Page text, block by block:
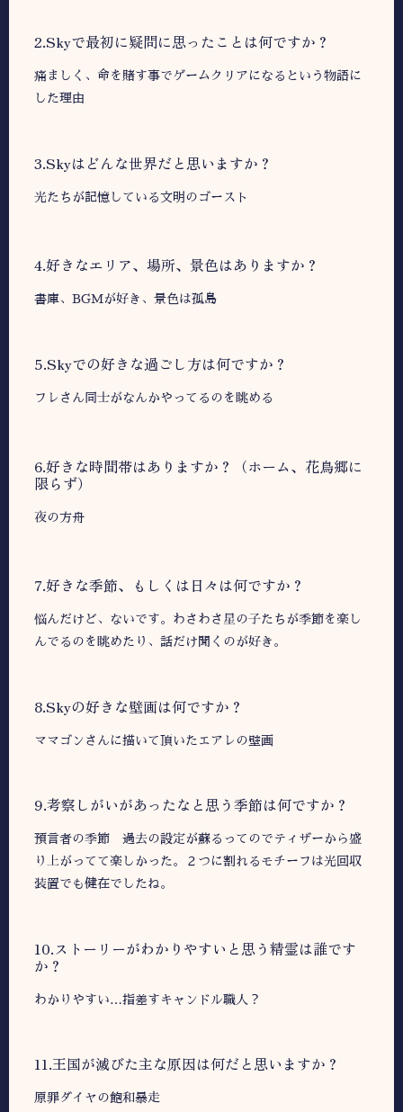
2.︎︎︎Skyで最初に疑問に思ったことは何ですか？
痛ましく、命を賭す事でゲームクリアになるという物語に
した理由
3.Skyはどんな世界だと思いますか？
光たちが記憶している文明のゴースト
4.好きなエリア、場所、景色はありますか？
書庫、BGMが好き、景色は孤島
5.Skyでの好きな過ごし方は何ですか？
フレさん同士がなんかやってるのを眺める
6.好きな時間帯はありますか？（ホーム、花鳥郷に
限らず）
夜の方舟
7.好きな季節、もしくは日々は何ですか？
悩んだけど、ないです。わさわさ星の子たちが季節を楽し
んでるのを眺めたり、話だけ聞くのが好き。
8.Skyの好きな壁画は何ですか？
ママゴンさんに描いて頂いたエアレの壁画
9.考察しがいがあったなと思う季節は何ですか？
預言者の季節 過去の設定が蘇るってのでティザーから盛
り上がってて楽しかった。２つに割れるモチーフは光回収
装置でも健在でしたね。
10.ストーリーがわかりやすいと思う精霊は誰です
か？
わかりやすい…指差すキャンドル職人？
11.王国が滅びた主な原因は何だと思いますか？
原罪ダイヤの飽和暴走